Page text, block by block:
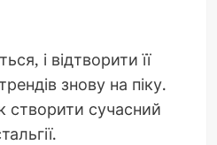
і відтворити її
знову на піку.
створити сучасний